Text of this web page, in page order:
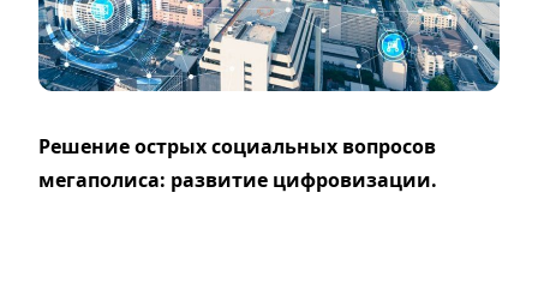
Решение острых социальных вопросов
мегаполиса: развитие цифровизации.